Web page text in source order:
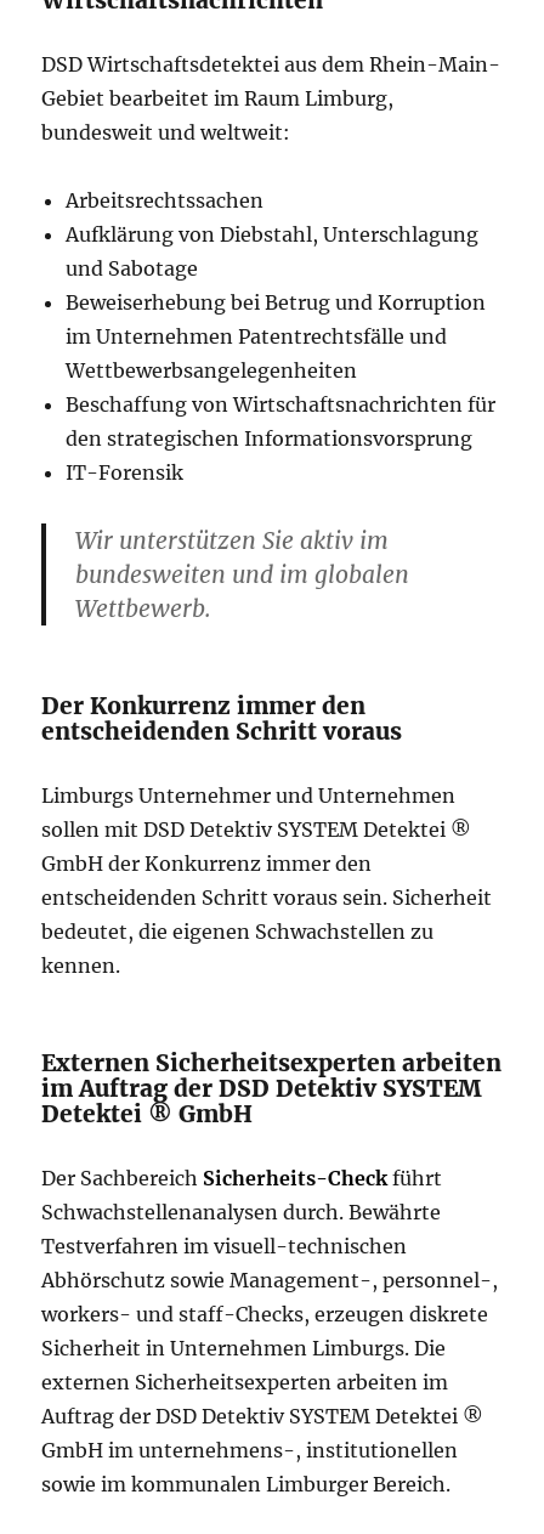
DSD Wirtschaftsdetektei aus dem Rhein-Main-
Gebiet bearbeitet im Raum Limburg,
bundesweit und weltweit:
Arbeitsrechtssachen
Aufklärung von Diebstahl, Unterschlagung
und Sabotage
Beweiserhebung bei Betrug und Korruption
im Unternehmen Patentrechtsfälle und
Wettbewerbsangelegenheiten
Beschaffung von Wirtschaftsnachrichten für
den strategischen Informationsvorsprung
IT-Forensik
Wir unterstützen Sie aktiv im
bundesweiten und im globalen
Wettbewerb.
Der Konkurrenz immer den
entscheidenden Schritt voraus
Limburgs Unternehmer und Unternehmen
sollen mit DSD Detektiv SYSTEM Detektei ®
GmbH der Konkurrenz immer den
entscheidenden Schritt voraus sein. Sicherheit
bedeutet, die eigenen Schwachstellen zu
kennen.
Externen Sicherheitsexperten arbeiten
im Auftrag der DSD Detektiv SYSTEM
Detektei ® GmbH
Der Sachbereich Sicherheits-Check führt
Schwachstellenanalysen durch. Bewährte
Testverfahren im visuell-technischen
Abhörschutz sowie Management-, personnel-,
workers- und staff-Checks, erzeugen diskrete
Sicherheit in Unternehmen Limburgs. Die
externen Sicherheitsexperten arbeiten im
Auftrag der DSD Detektiv SYSTEM Detektei ®
GmbH im unternehmens-, institutionellen
sowie im kommunalen Limburger Bereich.